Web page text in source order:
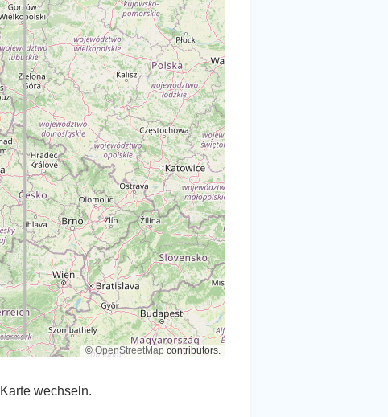
©OpenStreetMap contributors.
wechseln.